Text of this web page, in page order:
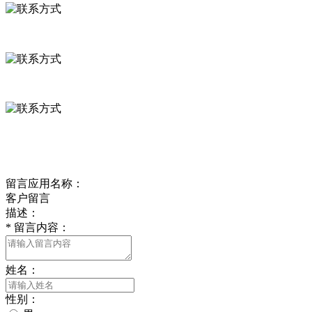
留言应用名称：
客户留言
描述：
* 留言内容：
姓名：
性别：